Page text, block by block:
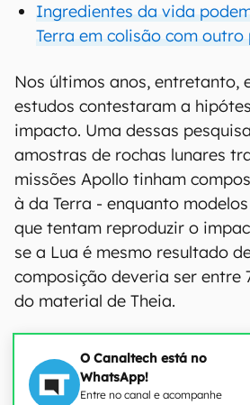
Ingredientes da vida
Terra em colisão com outro
Nos últimos anos, entretanto,
estudos contestaram a
impacto. Uma dessas
amostras de rochas lunares
missões Apollo tinham
à da Terra - enquanto
que tentam reproduzir o
se a Lua é mesmo resultado
composição deveria ser entre
do material de Theia.
O Canaltech está no
WhatsApp!
Entre no canal e acompanhe